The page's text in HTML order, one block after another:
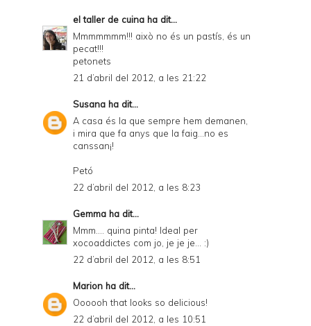
el taller de cuina ha dit...
Mmmmmmm!!! això no és un pastís, és un
pecat!!!
petonets
21 d’abril del 2012, a les 21:22
Susana ha dit...
A casa és la que sempre hem demanen,
i mira que fa anys que la faig...no es
canssan¡!
Petó
22 d’abril del 2012, a les 8:23
Gemma ha dit...
Mmm.... quina pinta! Ideal per
xocoaddictes com jo, je je je... :)
22 d’abril del 2012, a les 8:51
Marion ha dit...
Oooooh that looks so delicious!
22 d’abril del 2012, a les 10:51